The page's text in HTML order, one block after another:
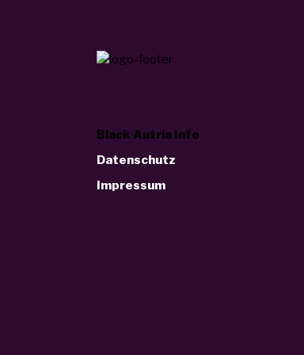
Black Autria Info
Datenschutz
Impressum